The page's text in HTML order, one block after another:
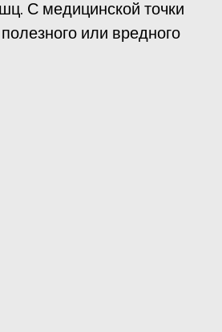
С медицинской точки
или вредного